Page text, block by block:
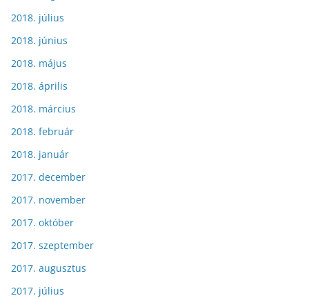
2018. július
2018. június
2018. május
2018. április
2018. március
2018. február
2018. január
2017. december
2017. november
2017. október
2017. szeptember
2017. augusztus
2017. július